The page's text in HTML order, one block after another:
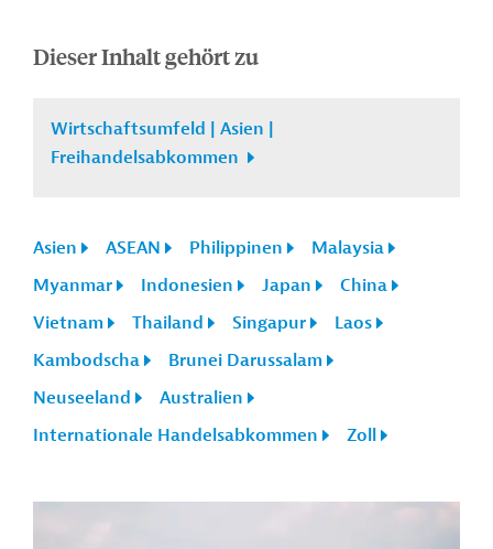
Dieser Inhalt gehört zu
Wirtschaftsumfeld | Asien |
Freihandelsabkommen
Asien ASEAN Philippinen
Malaysia
Myanmar
Indonesien Japan
China
Vietnam
Thailand Singapur
Laos
Kambodscha
Brunei Darussalam
Neuseeland
Australien
Internationale Handelsabkommen
Zoll